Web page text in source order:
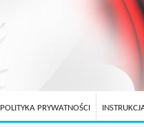
POLITYKA PRYWATNOŚCI